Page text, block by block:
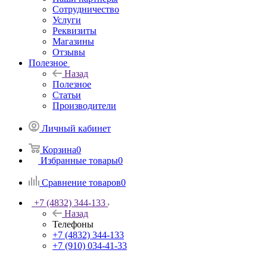
Сотрудничество
Услуги
Реквизиты
Магазины
Отзывы
Полезное
Назад
Полезное
Статьи
Производители
Личный кабинет
Корзина0
Избранные товары0
Сравнение товаров0
+7 (4832) 344-133
Назад
Телефоны
+7 (4832) 344-133
+7 (910) 034-41-33